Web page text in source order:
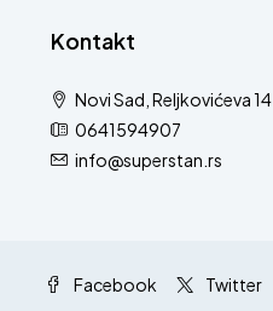
Kontakt
Novi Sad, Reljkovićeva 14
0641594907
info@superstan.rs
Facebook Twitter